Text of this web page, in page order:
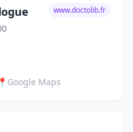
www.doctolib.fr
📍 Google Maps